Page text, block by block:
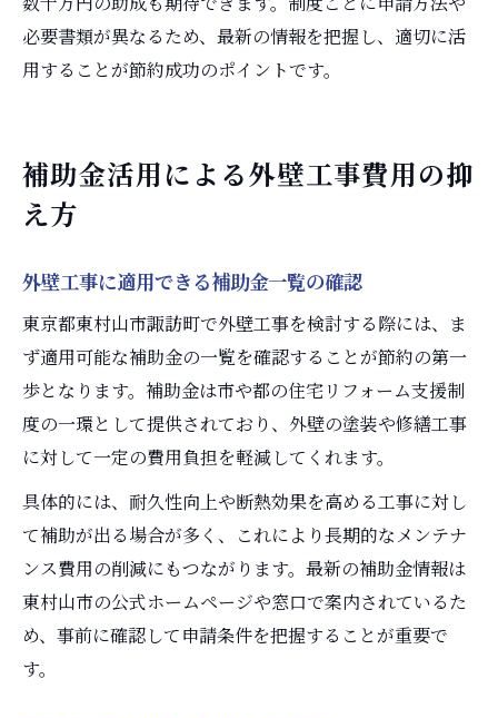
必要書類が異なるため、最新の情報を把握し、適切に活
用することが節約成功のポイントです。
補助金活用による外壁工事費用の抑
え方
外壁工事に適用できる補助金一覧の確認
東京都東村山市諏訪町で外壁工事を検討する際には、ま
ず適用可能な補助金の一覧を確認することが節約の第一
歩となります。補助金は市や都の住宅リフォーム支援制
度の一環として提供されており、外壁の塗装や修繕工事
に対して一定の費用負担を軽減してくれます。
具体的には、耐久性向上や断熱効果を高める工事に対し
て補助が出る場合が多く、これにより長期的なメンテナ
ンス費用の削減にもつながります。最新の補助金情報は
東村山市の公式ホームページや窓口で案内されているた
め、事前に確認して申請条件を把握することが重要で
す。